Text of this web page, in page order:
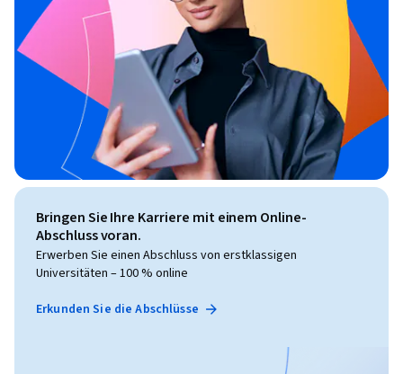
Bringen Sie Ihre Karriere mit einem Online-
Abschluss voran.
Erwerben Sie einen Abschluss von erstklassigen
Universitäten – 100 % online
Erkunden Sie die Abschlüsse